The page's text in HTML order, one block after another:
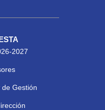
2027
de Gestión